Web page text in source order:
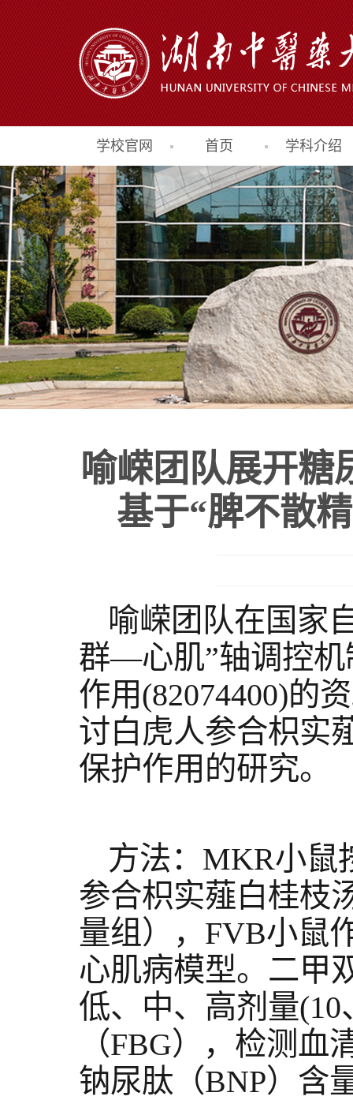
学校官网 首页 学科介绍
喻嵘团队展开糖
基于“脾不散
喻嵘团队在国家
群—心肌”轴调控机
作用(82074400)的
讨白虎人参合枳实
保护作用的研究。
方法：MKR小鼠
参合枳实薤白桂枝
量组），FVB小鼠
心肌病模型。二甲
低、中、高剂量(10
（FBG），检测
钠尿肽（BNP）含